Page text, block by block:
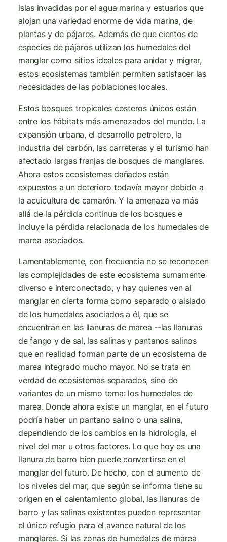
islas invadidas por el agua marina y estuarios que
alojan una variedad enorme de vida marina, de
plantas y de pájaros. Además de que cientos de
especies de pájaros utilizan los humedales del
manglar como sitios ideales para anidar y migrar,
estos ecosistemas también permiten satisfacer las
necesidades de las poblaciones locales.
Estos bosques tropicales costeros únicos están
entre los hábitats más amenazados del mundo. La
expansión urbana, el desarrollo petrolero, la
industria del carbón, las carreteras y el turismo han
afectado largas franjas de bosques de manglares.
Ahora estos ecosistemas dañados están
expuestos a un deterioro todavía mayor debido a
la acuicultura de camarón. Y la amenaza va más
allá de la pérdida continua de los bosques e
incluye la pérdida relacionada de los humedales de
marea asociados.
Lamentablemente, con frecuencia no se reconocen
las complejidades de este ecosistema sumamente
diverso e interconectado, y hay quienes ven al
manglar en cierta forma como separado o aislado
de los humedales asociados a él, que se
encuentran en las llanuras de marea --las llanuras
de fango y de sal, las salinas y pantanos salinos
que en realidad forman parte de un ecosistema de
marea integrado mucho mayor. No se trata en
verdad de ecosistemas separados, sino de
variantes de un mismo tema: los humedales de
marea. Donde ahora existe un manglar, en el futuro
podría haber un pantano salino o una salina,
dependiendo de los cambios en la hidrología, el
nivel del mar u otros factores. Lo que hoy es una
llanura de barro bien puede convertirse en el
manglar del futuro. De hecho, con el aumento de
los niveles del mar, que según se informa tiene su
origen en el calentamiento global, las llanuras de
barro y las salinas existentes pueden representar
el único refugio para el avance natural de los
manglares. Si las zonas de humedales de marea